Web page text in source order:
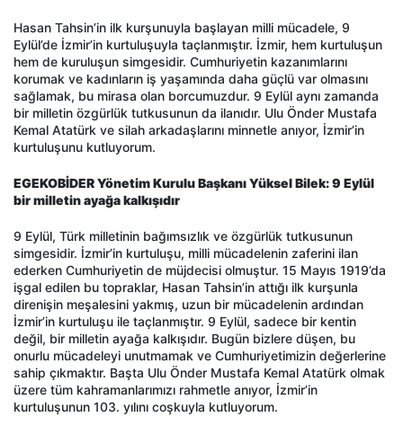
Hasan Tahsin’in ilk kurşunuyla başlayan milli mücadele, 9
Eylül’de İzmir’in kurtuluşuyla taçlanmıştır. İzmir, hem kurtuluşun
hem de kuruluşun simgesidir. Cumhuriyetin kazanımlarını
korumak ve kadınların iş yaşamında daha güçlü var olmasını
sağlamak, bu mirasa olan borcumuzdur. 9 Eylül aynı zamanda
bir milletin özgürlük tutkusunun da ilanıdır. Ulu Önder Mustafa
Kemal Atatürk ve silah arkadaşlarını minnetle anıyor, İzmir’in
kurtuluşunu kutluyorum.
EGEKOBİDER Yönetim Kurulu Başkanı Yüksel Bilek: 9 Eylül
bir milletin ayağa kalkışıdır
9 Eylül, Türk milletinin bağımsızlık ve özgürlük tutkusunun
simgesidir. İzmir’in kurtuluşu, milli mücadelenin zaferini ilan
ederken Cumhuriyetin de müjdecisi olmuştur. 15 Mayıs 1919’da
işgal edilen bu topraklar, Hasan Tahsin’in attığı ilk kurşunla
direnişin meşalesini yakmış, uzun bir mücadelenin ardından
İzmir’in kurtuluşu ile taçlanmıştır. 9 Eylül, sadece bir kentin
değil, bir milletin ayağa kalkışıdır. Bugün bizlere düşen, bu
onurlu mücadeleyi unutmamak ve Cumhuriyetimizin değerlerine
sahip çıkmaktır. Başta Ulu Önder Mustafa Kemal Atatürk olmak
üzere tüm kahramanlarımızı rahmetle anıyor, İzmir’in
kurtuluşunun 103. yılını coşkuyla kutluyorum.